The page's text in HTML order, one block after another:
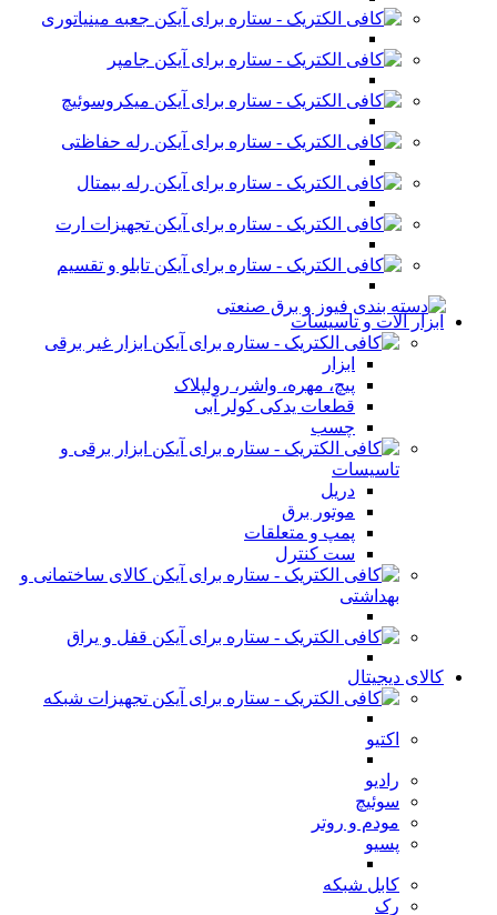
جعبه مینیاتوری
جامپر
میکروسوئیچ
رله حفاظتی
رله بیمتال
تجهیزات ارت
تابلو و تقسیم
ابزار آلات و تاسیسات
ابزار غیر برقی
ابزار
پیچ، مهره، واشر، رولپلاک
قطعات یدکی کولر آبی
چسب
ابزار برقی و
تاسیسات
دریل
موتور برق
پمپ و متعلقات
ست کنترل
کالای ساختمانی و
بهداشتی
قفل و یراق
کالای دیجیتال
تجهیزات شبکه
اکتیو
رادیو
سوئیچ
مودم و روتر
پسیو
کابل شبکه
رک